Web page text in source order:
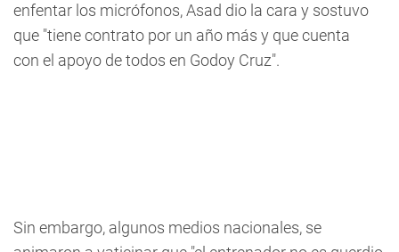
enfentar los micrófonos, Asad dio la cara y sostuvo
que "tiene contrato por un año más y que cuenta
con el apoyo de todos en Godoy Cruz".
Sin embargo, algunos medios nacionales, se